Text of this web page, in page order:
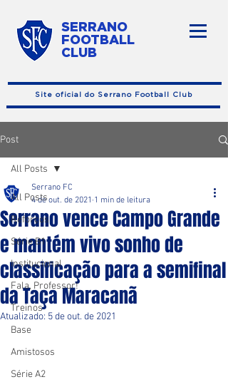
SERRANO
FOOTBALL
CLUB
Site oficial do Serrano Football Club
Post
All Posts
Reforços
Série B1
Institucional
Fala, Professor!
Treinos
Base
Amistosos
Série A2
All Posts
Serrano vence Campo Grande
e mantém vivo sonho de
classificação para a semifinal
da Taça Maracanã
Serrano FC
4 de out. de 2021 1 min de leitura
Atualizado: 5 de out. de 2021